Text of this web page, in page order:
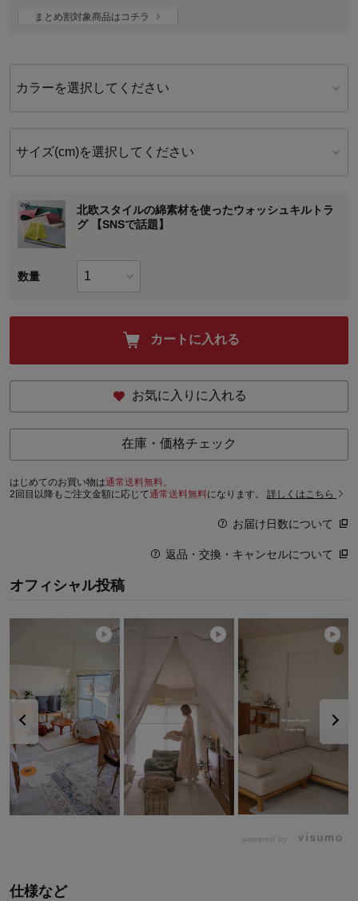
まとめ割対象商品はコチラ
カラーを選択してください
サイズ(cm)を選択してください
北欧スタイルの綿素材を使ったウォッシュキルトラ
グ 【SNSで話題】
数量
カートに入れる
お気に入りに入れる
在庫・価格チェック
はじめてのお買い物は通常送料無料。
2回目以降もご注文金額に応じて通常送料無料になります。 詳しくはこちら
お届け日数について
返品・交換・キャンセルについて
オフィシャル投稿
powered by
仕様など